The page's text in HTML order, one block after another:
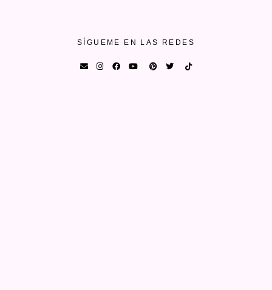
SÍGUEME EN LAS REDES